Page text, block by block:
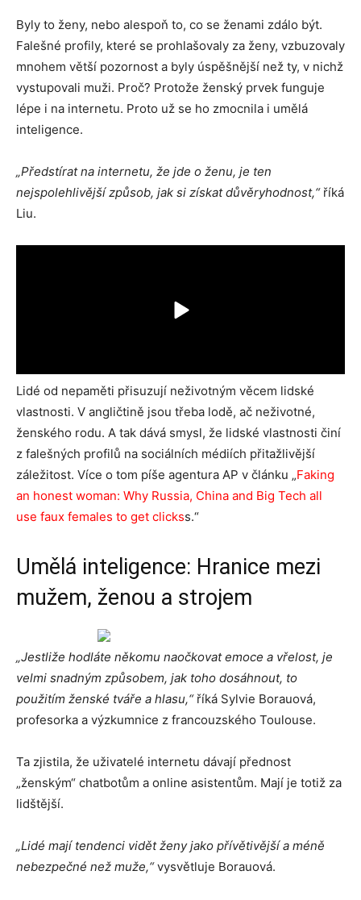
Byly to ženy, nebo alespoň to, co se ženami zdálo být.
Falešné profily, které se prohlašovaly za ženy, vzbuzovaly
mnohem větší pozornost a byly úspěšnější než ty, v nichž
vystupovali muži. Proč? Protože ženský prvek funguje
lépe i na internetu. Proto už se ho zmocnila i umělá
inteligence.
„Předstírat na internetu, že jde o ženu, je ten
nejspolehlivější způsob, jak si získat důvěryhodnost,“říká
Liu.
Lidé od nepaměti přisuzují neživotným věcem lidské
vlastnosti. V angličtině jsou třeba lodě, ač neživotné,
ženského rodu. A tak dává smysl, že lidské vlastnosti činí
z falešných profilů na sociálních médiích přitažlivější
záležitost. Více o tom píše agentura AP v článku „Faking
an honest woman: Why Russia, China and Big Tech all
use faux females to get clickss.“
Umělá inteligence: Hranice mezi
mužem, ženou a strojem
„Jestliže hodláte někomu naočkovat emoce a vřelost, je
velmi snadným způsobem, jak toho dosáhnout, to
použitím ženské tváře a hlasu,“říká Sylvie Borauová,
profesorka a výzkumnice z francouzského Toulouse.
Ta zjistila, že uživatelé internetu dávají přednost
„ženským“ chatbotům a online asistentům. Mají je totiž za
lidštější.
„Lidé mají tendenci vidět ženy jako přívětivější a méně
nebezpečné než muže,“vysvětluje Borauová.